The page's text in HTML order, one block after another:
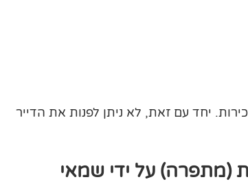
יחד עם זאת, לא ניתן לפנות את הדייר
(מתפרה) על ידי שמאי